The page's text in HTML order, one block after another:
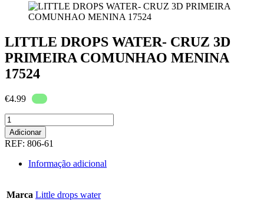
LITTLE DROPS WATER- CRUZ 3D
PRIMEIRA COMUNHAO MENINA
17524
€4.99
Quantidade
de
LITTLE
DROPS
WATER-
CRUZ
PRIMEIRA
Adicionar
REF: 806-61
Informação adicional
Marca Little drops water